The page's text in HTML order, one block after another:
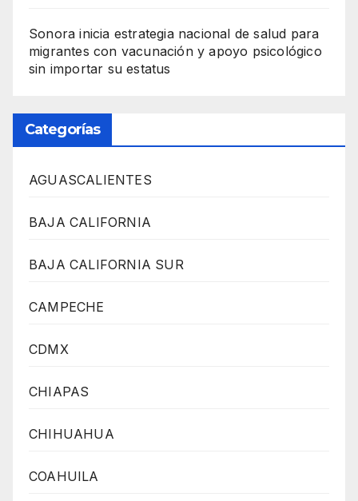
Sonora inicia estrategia nacional de salud para
migrantes con vacunación y apoyo psicológico
sin importar su estatus
Categorías
AGUASCALIENTES
BAJA CALIFORNIA
BAJA CALIFORNIA SUR
CAMPECHE
CDMX
CHIAPAS
CHIHUAHUA
COAHUILA